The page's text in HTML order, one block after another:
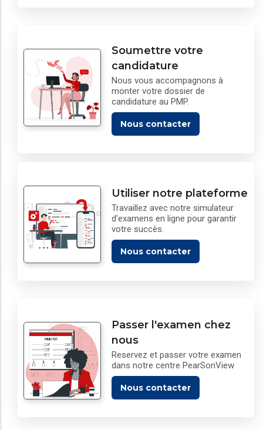
Soumettre votre
candidature
Nous vous accompagnons à
monter votre dossier de
candidature au PMP.
Nous contacter
Utiliser notre plateforme
Travaillez avec notre simulateur
d'examens en ligne pour garantir
votre succès.
Nous contacter
Passer l'examen chez
nous
Reservez et passer votre examen
dans notre centre PearSonView
Nous contacter